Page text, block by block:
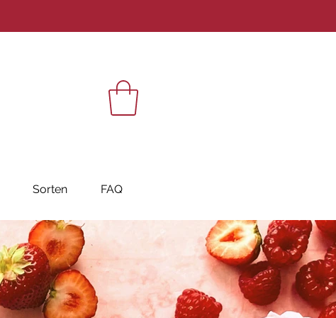
Sorten FAQ